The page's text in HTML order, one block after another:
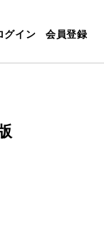
グイン 会員登録